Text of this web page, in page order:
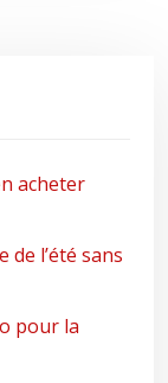
acheter
l’été sans
pour la